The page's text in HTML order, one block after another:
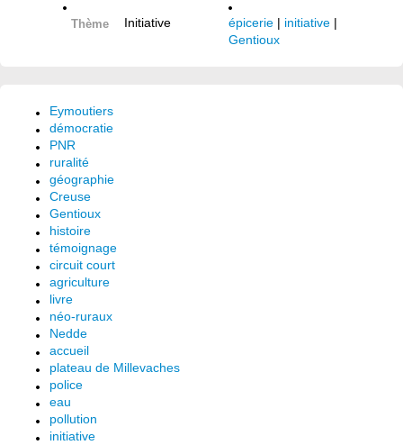
Thème Initiative épicerie | initiative |
Gentioux
Eymoutiers
démocratie
PNR
ruralité
géographie
Creuse
Gentioux
histoire
témoignage
circuit court
agriculture
livre
néo-ruraux
Nedde
accueil
plateau de Millevaches
police
eau
pollution
initiative